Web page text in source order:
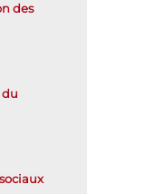
des
du